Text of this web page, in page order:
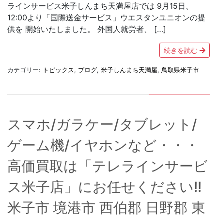
ラインサービス米子しんまち天満屋店では 9月15日、
12:00より「国際送金サービス」ウエスタンユニオンの提
供を 開始いたしました。 外国人就労者、 […]
続きを読む
カテゴリー: トピックス, ブログ, 米子しんまち天満屋, 鳥取県米子市
スマホ/ガラケー/タブレット/
ゲーム機/イヤホンなど・・・
高価買取は「テレラインサービ
ス米子店」にお任せください!!
米子市 境港市 西伯郡 日野郡 東